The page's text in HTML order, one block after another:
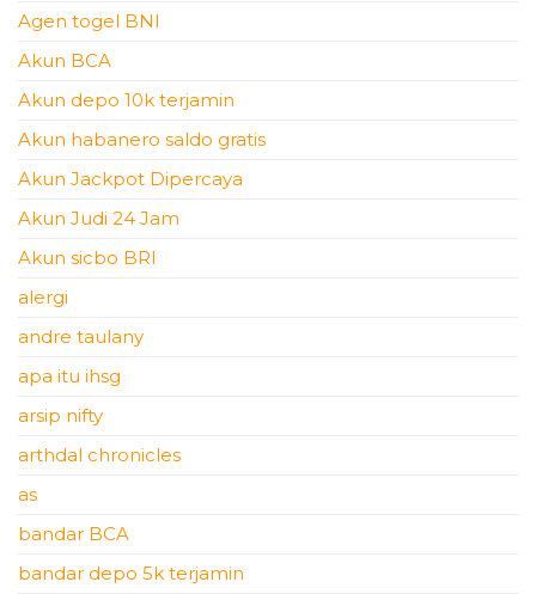
Agen togel BNI
Akun BCA
Akun depo 10k terjamin
Akun habanero saldo gratis
Akun Jackpot Dipercaya
Akun Judi 24 Jam
Akun sicbo BRI
alergi
andre taulany
apa itu ihsg
arsip nifty
arthdal chronicles
as
bandar BCA
bandar depo 5k terjamin